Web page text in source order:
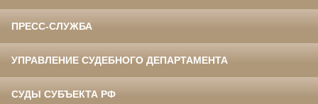
ПРЕСС-СЛУЖБА
УПРАВЛЕНИЕ СУДЕБНОГО ДЕПАРТАМЕНТА
СУДЫ СУБЪЕКТА РФ